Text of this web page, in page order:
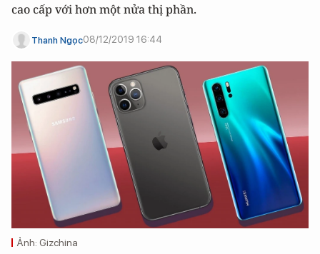
cao cấp với hơn một nửa thị phần.
Thanh Ngọc08/12/2019 16:44
Ảnh: Gizchina